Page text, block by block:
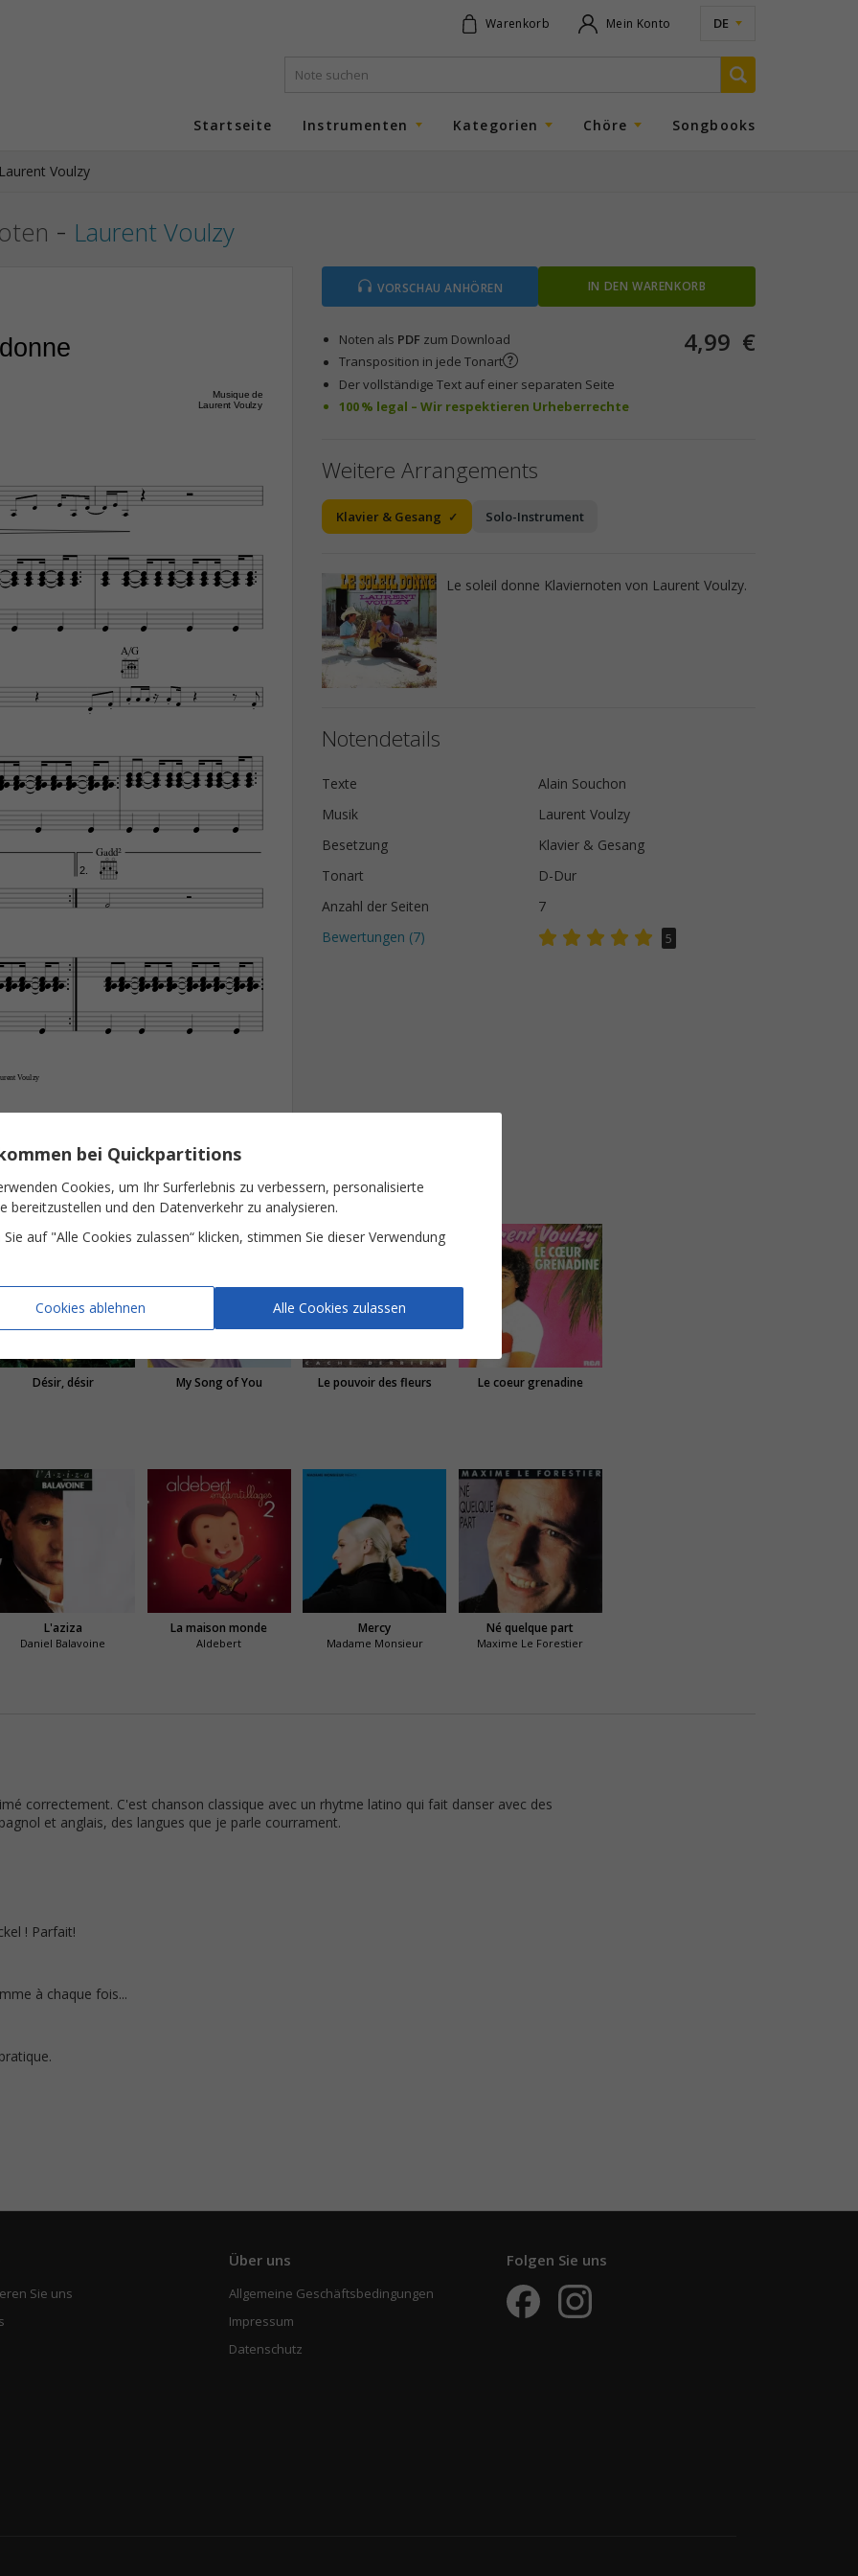
Warenkorb Mein Konto DE
Startseite Instrumenten Kategorien Chöre Songbooks
Laurent Voulzy
- Laurent Voulzy
Musique de
Laurent Voulzy
Voulzy



2.
A/G
    
Gadd2
     
 






 



 

 

 





 





 




     
       


 

 

 

 

 





 





 





 




     
 




 



 



 





 





 




    
VORSCHAU ANHÖREN IN DEN WARENKORB
Noten als PDF zum Download
Transposition in jede Tonart
Der vollständige Text auf einer separaten Seite
100 % legal – Wir respektieren Urheberrechte
4,99 €
Weitere Arrangements
Klavier & Gesang Solo-Instrument
Le soleil donne Klaviernoten von Laurent Voulzy.
Notendetails
Texte
Alain Souchon
Musik
Laurent Voulzy
Besetzung
Klavier & Gesang
Tonart
D-Dur
Anzahl der Seiten
7
Bewertungen (7) 5
Désir, désir My Song of You Le pouvoir des fleurs Le coeur grenadine
L'aziza
Daniel Balavoine
La maison monde
Aldebert
Mercy
Madame Monsieur
Né quelque part
Maxime Le Forestier
correctement. C'est chanson classique avec un rhytme latino qui fait danser avec des
et anglais, des langues que je parle courrament.
! Parfait!
à chaque fois...
Sie uns
Über uns
Allgemeine Geschäftsbedingungen
Impressum
Datenschutz
Folgen Sie uns
bei Quickpartitions
Cookies, um Ihr Surferlebnis zu verbessern, personalisierte
bereitzustellen und den Datenverkehr zu analysieren.
Sie auf "Alle Cookies zulassen“ klicken, stimmen Sie dieser Verwendung
Cookies ablehnen Alle Cookies zulassen